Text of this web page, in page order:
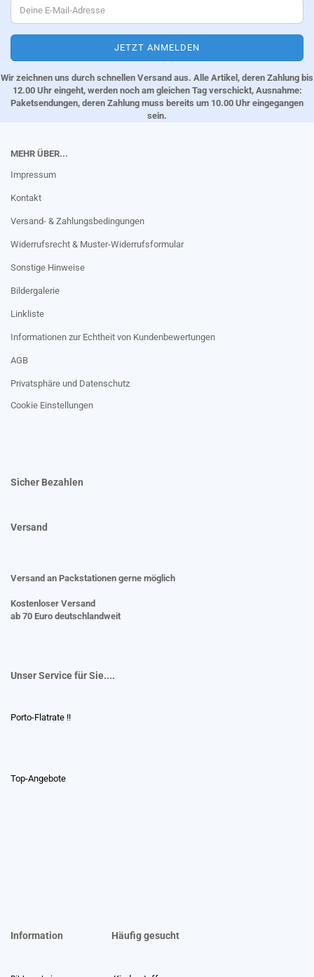
Wir zeichnen uns durch schnellen Versand aus. Alle Artikel, deren Zahlung bis
12.00 Uhr eingeht, werden noch am gleichen Tag verschickt, Ausnahme:
Paketsendungen, deren Zahlung muss bereits um 10.00 Uhr eingegangen
sein.
MEHR ÜBER...
Impressum
Kontakt
Versand- & Zahlungsbedingungen
Widerrufsrecht & Muster-Widerrufsformular
Sonstige Hinweise
Bildergalerie
Linkliste
Informationen zur Echtheit von Kundenbewertungen
AGB
Privatsphäre und Datenschutz
Cookie Einstellungen
Sicher Bezahlen
Versand
Versand an Packstationen gerne möglich
Kostenloser Versand
ab 70 Euro deutschlandweit
Unser Service für Sie....
Porto-Flatrate !!
Top-Angebote
Information Häufig gesucht